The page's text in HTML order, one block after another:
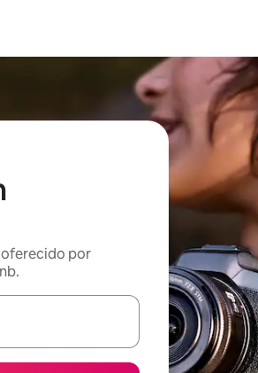
oferecido por
disponíveis, explore-os usando as seta